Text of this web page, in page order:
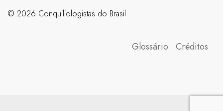
©️ 2026 Conquiliologistas do Brasil
Glossário Créditos